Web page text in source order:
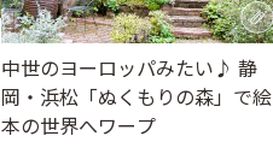
中世のヨーロッパみたい♪ 静
岡・浜松「ぬくもりの森」で絵
本の世界へワープ